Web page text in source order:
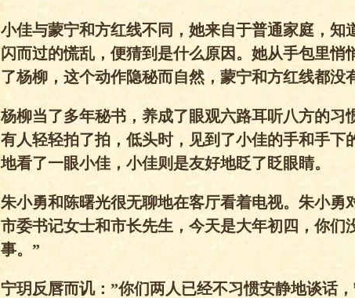
小佳与蒙宁和方红线不同，她来自于普通家庭，知
闪而过的慌乱，便猜到是什么原因。她从手包里悄
了杨柳，这个动作隐秘而自然，蒙宁和方红线都没
杨柳当了多年秘书，养成了眼观六路耳听八方的习
有人轻轻拍了拍，低头时，见到了小佳的手和手下
地看了一眼小佳，小佳则是友好地眨了眨眼睛。
朱小勇和陈曙光很无聊地在客厅看着电视。朱小勇
市委书记女士和市长先生，今天是大年初四，你们
事。”
宁玥反唇而讥：”你们两人已经不习惯安静地谈话